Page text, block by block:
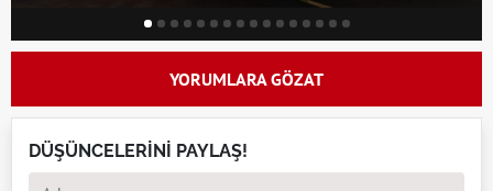
YORUMLARA GÖZAT
DÜŞÜNCELERİNİ PAYLAŞ!